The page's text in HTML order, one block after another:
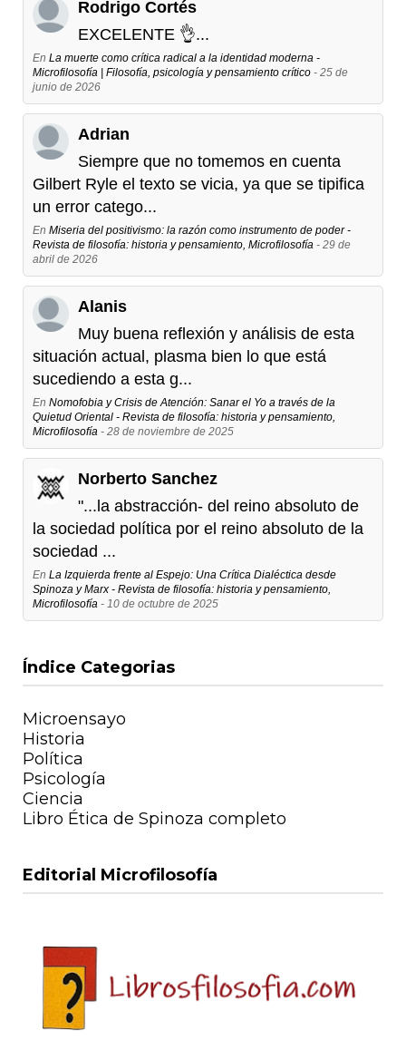
Rodrigo Cortés
EXCELENTE 👌...
En La muerte como crítica radical a la identidad moderna -
Microfilosofía | Filosofía, psicología y pensamiento crítico - 25 de
junio de 2026
Adrian
Siempre que no tomemos en cuenta
Gilbert Ryle el texto se vicia, ya que se tipifica
un error catego...
En Miseria del positivismo: la razón como instrumento de poder -
Revista de filosofía: historia y pensamiento, Microfilosofía - 29 de
abril de 2026
Alanis
Muy buena reflexión y análisis de esta
situación actual, plasma bien lo que está
sucediendo a esta g...
En Nomofobia y Crisis de Atención: Sanar el Yo a través de la
Quietud Oriental - Revista de filosofía: historia y pensamiento,
Microfilosofía - 28 de noviembre de 2025
Norberto Sanchez
"...la abstracción- del reino absoluto de
la sociedad política por el reino absoluto de la
sociedad ...
En La Izquierda frente al Espejo: Una Crítica Dialéctica desde
Spinoza y Marx - Revista de filosofía: historia y pensamiento,
Microfilosofía - 10 de octubre de 2025
Índice Categorias
Microensayo
Historia
Política
Psicología
Ciencia
Libro Ética de Spinoza completo
Editorial Microfilosofía